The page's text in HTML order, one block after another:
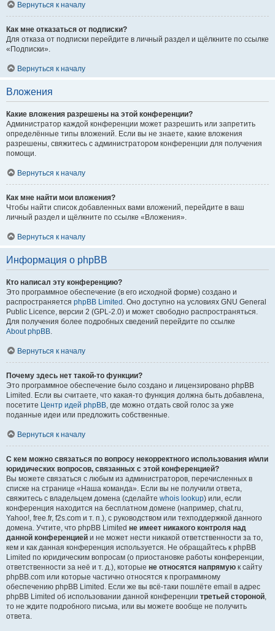
Вернуться к началу
Как мне отказаться от подписки?
Для отказа от подписки перейдите в личный раздел и щёлкните по ссылке
«Подписки».
Вернуться к началу
Вложения
Какие вложения разрешены на этой конференции?
Администратор каждой конференции может разрешить или запретить
определённые типы вложений. Если вы не знаете, какие вложения
разрешены, свяжитесь с администратором конференции для получения
помощи.
Вернуться к началу
Как мне найти мои вложения?
Чтобы найти список добавленных вами вложений, перейдите в ваш
личный раздел и щёлкните по ссылке «Вложения».
Вернуться к началу
Информация о phpBB
Кто написал эту конференцию?
Это программное обеспечение (в его исходной форме) создано и
распространяется phpBB Limited . Оно доступно на условиях GNU General
Public Licence, версии 2 (GPL-2.0) и может свободно распространяться.
Для получения более подробных сведений перейдите по ссылке
About phpBB.
Вернуться к началу
Почему здесь нет такой-то функции?
Это программное обеспечение было создано и лицензировано phpBB
Limited. Если вы считаете, что какая-то функция должна быть добавлена,
посетите Центр идей phpBB, где можно отдать свой голос за уже
поданные идеи или предложить собственные.
Вернуться к началу
С кем можно связаться по вопросу некорректного использования и/или
юридических вопросов, связанных с этой конференцией?
Вы можете связаться с любым из администраторов, перечисленных в
списке на странице «Наша команда». Если вы не получили ответа,
свяжитесь с владельцем домена (сделайте whois lookup) или, если
конференция находится на бесплатном домене (например, chat.ru,
Yahoo!, free.fr, f2s.com и т. п.), с руководством или техподдержкой данного
домена. Учтите, что phpBB Limited не имеет никакого контроля над
данной конференцией и не может нести никакой ответственности за то,
кем и как данная конференция используется. Не обращайтесь к phpBB
Limited по юридическим вопросам (о приостановке работы конференции,
ответственности за неё и т. д.), которые не относятся напрямую к сайту
phpBB.com или которые частично относятся к программному
обеспечению phpBB Limited. Если же вы всё-таки пошлёте email в адрес
phpBB Limited об использовании данной конференции третьей стороной,
то не ждите подробного письма, или вы можете вообще не получить
ответа.